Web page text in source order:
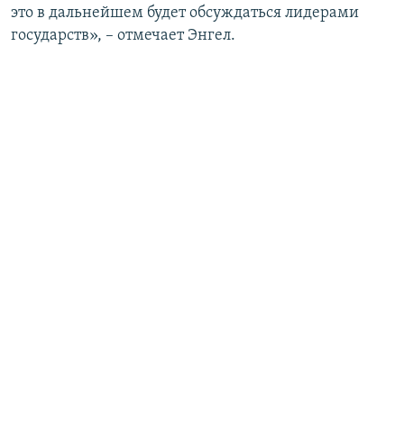
УКРАИНСКАЯ ПРОБЛЕМА КРЫМА
Все сайты RFE/RL
это в дальнейшем будет обсуждаться лидерами
государств», – отмечает Энгел.